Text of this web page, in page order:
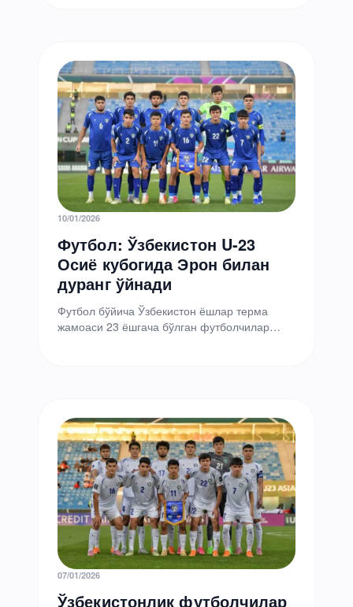
10/01/2026
Футбол: Ўзбекистон U-23
Осиё кубогида Эрон билан
дуранг ўйнади
Футбол бўйича Ўзбекистон ёшлар терма
жамоаси 23 ёшгача бўлган футболчилар
07/01/2026
Ўзбекистонлик футболчилар